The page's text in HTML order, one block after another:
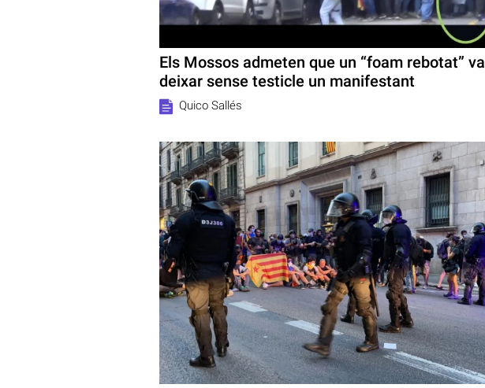
Els Mossos admeten que un “foam rebotat” va
deixar sense testicle un manifestant
Quico Sallés